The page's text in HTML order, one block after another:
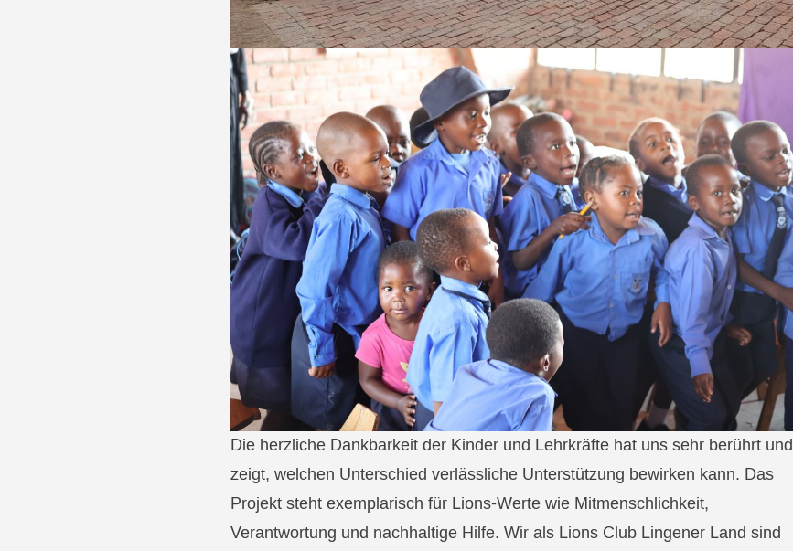
Die herzliche Dankbarkeit der Kinder und Lehrkräfte hat uns sehr berührt und
zeigt, welchen Unterschied verlässliche Unterstützung bewirken kann. Das
Projekt steht exemplarisch für Lions-Werte wie Mitmenschlichkeit,
Verantwortung und nachhaltige Hilfe. Wir als Lions Club Lingener Land sind